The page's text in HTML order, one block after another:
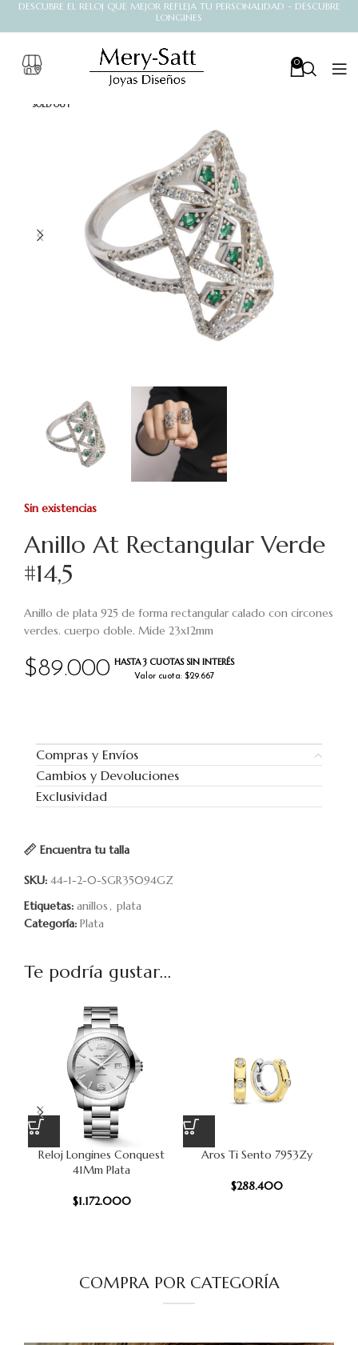
DESCUBRE EL RELOJ QUE MEJOR REFLEJA TU PERSONALIDAD - DESCUBRE
LONGINES
0
SOLD OUT
Anillo At Rectangular Verde
#14,5
$89.000 HASTA 3 CUOTAS SIN INTERÉS
Valor cuota: $29.667
Anillo de plata 925 de forma rectangular calado con circones
verdes. cuerpo doble. Mide 23x12mm
Sin existencias
Encuentra tu talla
Compras y Envíos
Cambios y Devoluciones
Exclusividad
SKU: 44-1-2-0-SGR35094GZ
Categoría: Plata
Etiquetas: anillos, plata
Te podría gustar...
Reloj Longines Conquest
41Mm Plata
$1.172.000
Aros Ti Sento 7953Zy
$288.400
COMPRA POR CATEGORÍA